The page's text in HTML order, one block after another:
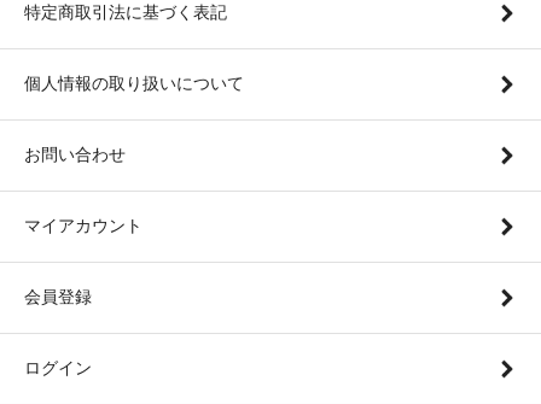
特定商取引法に基づく表記
個人情報の取り扱いについて
お問い合わせ
マイアカウント
会員登録
ログイン